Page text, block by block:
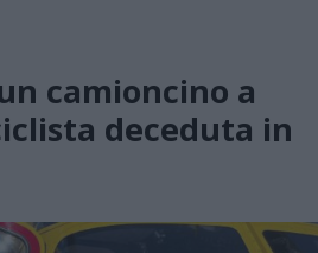
camioncino a
deceduta in